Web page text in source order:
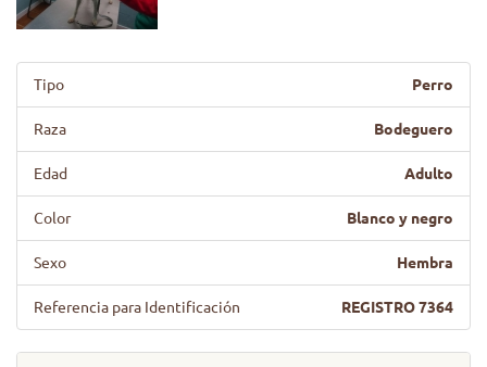
Tipo Perro
Raza Bodeguero
Edad Adulto
Color Blanco y negro
Sexo Hembra
Referencia para Identificación REGISTRO 7364